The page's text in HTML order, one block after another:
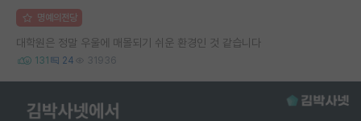
명예의전당
대학원은 정말 우울에 매몰되기 쉬운 환경인 것 같습니다
131 24 31936